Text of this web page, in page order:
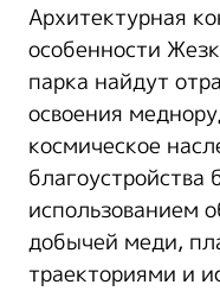
Архитектурная
особенности
парка найдут
освоения
космическое
использованием
добычей меди,
траекториями и